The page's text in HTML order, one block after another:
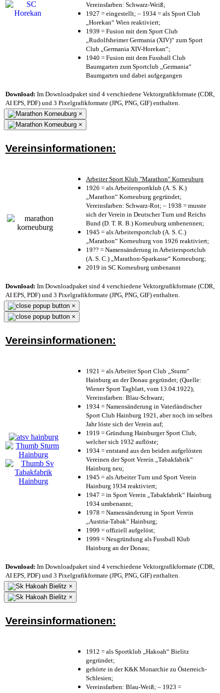
Vereinsfarben: Schwarz-Weiß;
1927 = eingestellt; – 1934 = als Sport Club
„Horekan“ Wien reaktiviert;
1939 = Fusion mit dem Sport Club
„Rudolfsheimer Germania (XIV)“ zum Sport
Club „Germania XIV-Horekan“;
1940 = Fusion mit dem Fussball Club
Baumgarten zum Sportclub „Germania“
Baumgarten und dabei aufgegangen
Download: Im Downloadpaket sind 4 verschiedene Vektorgrafikformate (CDR,
AI EPS, PDF) und 3 Pixelgrafikformate (JPG, PNG, GIF) enthalten.
×
×
Vereinsinformationen:
Arbeiter Sport Klub "Marathon" Korneuburg
1926 = als Arbeitersportklub (A. S. K.)
„Marathon“ Korneuburg gegründet;
Vereinsfarben: Schwarz-Rot; – 1938 = musste
sich der Verein in Deutscher Turn und Reichs
Bund (D. T. R. B.) Korneuburg umbenennen;
1945 = als Arbeitersportclub (A. S. C.)
„Marathon“ Korneuburg von 1926 reaktiviert;
19?? = Namensänderung in Arbeitersportclub
(A. S. C.) „Marathon-Sparkasse“ Korneuburg;
2019 in SC Korneuburg umbenannt
Download: Im Downloadpaket sind 4 verschiedene Vektorgrafikformate (CDR,
AI EPS, PDF) und 3 Pixelgrafikformate (JPG, PNG, GIF) enthalten.
×
×
Vereinsinformationen:
1921 = als Arbeiter Sport Club „Sturm“
Hainburg an der Donau gegründet; (Quelle:
Wiener Sport Tagblatt, vom 13.04.1922);
Vereinsfarben: Blau-Schwarz;
1934 = Namensänderung in Vaterländischer
Sport Club Hainburg 1921, aber noch im selben
Jahr löste sich der Verein auf;
1919 = Gründung Hainburger Sport Club,
welcher sich 1932 auflöste;
1934 = entstand aus den beiden aufgelösten
Vereinen der Sport Verein „Tabakfabrik“
Hainburg neu;
1945 = als Arbeiter Turn und Sport Verein
Hainburg 1934 reaktiviert;
1947 = in Sport Verein „Tabakfabrik“ Hainburg
1934 umbenannt;
1978 = Namensänderung in Sport Verein
„Austria-Tabak“ Hainburg;
1999 = offiziell aufgelöst;
1999 = Neugründung als Fussball Klub
Hainburg an der Donau;
Download: Im Downloadpaket sind 4 verschiedene Vektorgrafikformate (CDR,
AI EPS, PDF) und 3 Pixelgrafikformate (JPG, PNG, GIF) enthalten.
×
×
Vereinsinformationen:
1912 = als Sportklub „Hakoah“ Bielitz
gegründet;
gehörte in der K&K Monarchie zu Österreich-
Schlesien;
Vereinsfarben: Blau-Weiß; – 1923 =